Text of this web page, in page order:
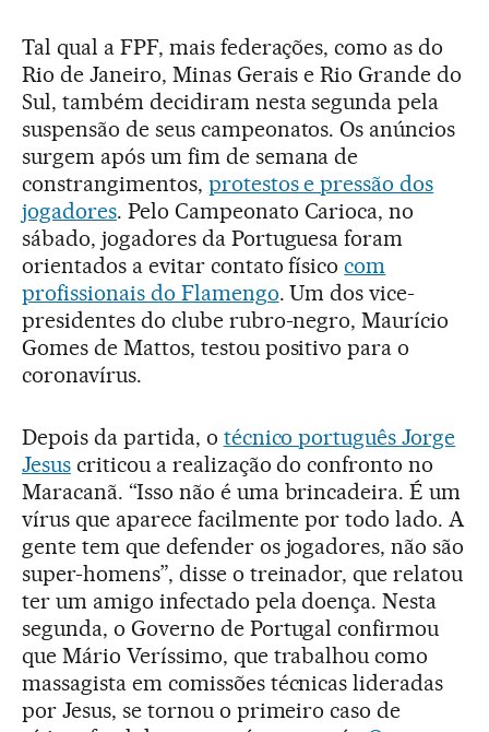
Tal qual a FPF, mais federações, como as do
Rio de Janeiro, Minas Gerais e Rio Grande do
Sul, também decidiram nesta segunda pela
suspensão de seus campeonatos. Os anúncios
surgem após um fim de semana de
constrangimentos, protestos e pressão dos
jogadores. Pelo Campeonato Carioca, no
sábado, jogadores da Portuguesa foram
orientados a evitar contato físicocom
profissionais do Flamengo. Um dos vice-
presidentes do clube rubro-negro, Maurício
Gomes de Mattos, testou positivo para o
coronavírus.
Depois da partida, o técnico português Jorge
Jesuscriticou a realização do confronto no
Maracanã. “Isso não é uma brincadeira. É um
vírus que aparece facilmente por todo lado. A
gente tem que defender os jogadores, não são
super-homens”, disse o treinador, que relatou
ter um amigo infectado pela doença. Nesta
segunda, o Governo de Portugal confirmou
que Mário Veríssimo, que trabalhou como
massagista em comissões técnicas lideradas
por Jesus, se tornou o primeiro caso de